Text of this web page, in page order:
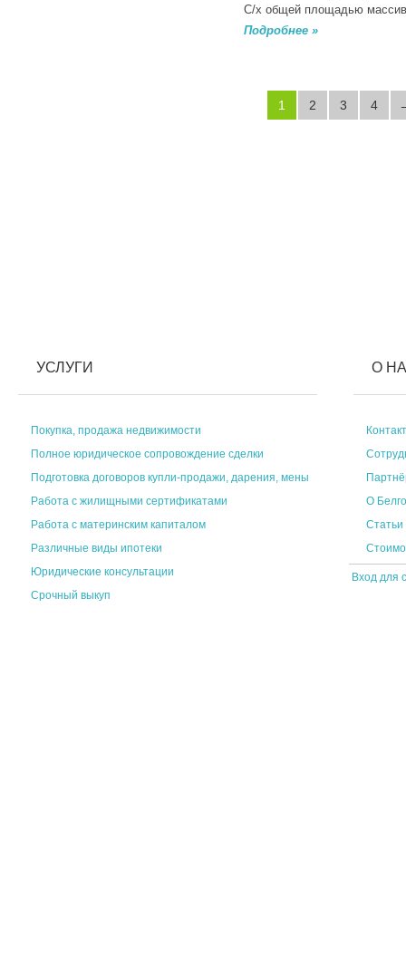
С/х общей площадью
Подробнее »
1 2 3 4
УСЛУГИ
Покупка, продажа недвижимости
Полное юридическое сопровождение сделки
Подготовка договоров купли-продажи, дарения, мены
Работа с жилищными сертификатами
Работа с материнским капиталом
Различные виды ипотеки
Юридические консультации
Срочный выкуп
О
О
Статьи
Вход для